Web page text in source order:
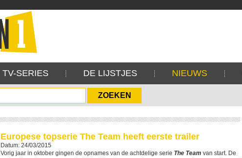
TV-SERIES DE LIJSTJES NIEUWS
Europese topserie The Team heeft eerste trailer
Datum: 24/03/2015
Vorig jaar in oktober gingen de opnames van de achtdelige serie The Team van start. De